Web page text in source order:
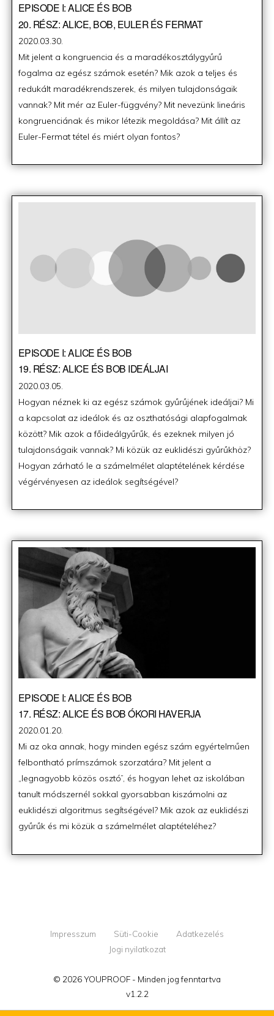
EPISODE I: ALICE ÉS BOB
20. RÉSZ: ALICE, BOB, EULER ÉS FERMAT
Posted
on
2020.03.30.
Mit jelent a kongruencia és a maradékosztálygyűrű
fogalma az egész számok esetén? Mik azok a teljes és
redukált maradékrendszerek, és milyen tulajdonságaik
vannak? Mit mér az Euler-függvény? Mit nevezünk lineáris
kongruenciának és mikor létezik megoldása? Mit állít az
Euler-Fermat tétel és miért olyan fontos?
EPISODE I: ALICE ÉS BOB
19. RÉSZ: ALICE ÉS BOB IDEÁLJAI
Posted
on
2020.03.05.
Hogyan néznek ki az egész számok gyűrűjének ideáljai? Mi
a kapcsolat az ideálok és az oszthatósági alapfogalmak
között? Mik azok a főideálgyűrűk, és ezeknek milyen jó
tulajdonságaik vannak? Mi közük az euklidészi gyűrűkhöz?
Hogyan zárható le a számelmélet alaptételének kérdése
végérvényesen az ideálok segítségével?
EPISODE I: ALICE ÉS BOB
17. RÉSZ: ALICE ÉS BOB ÓKORI HAVERJA
Posted
on
2020.01.20.
Mi az oka annak, hogy minden egész szám egyértelműen
felbontható prímszámok szorzatára? Mit jelent a
„legnagyobb közös osztó”, és hogyan lehet az iskolában
tanult módszernél sokkal gyorsabban kiszámolni az
euklidészi algoritmus segítségével? Mik azok az euklidészi
gyűrűk és mi közük a számelmélet alaptételéhez?
Impresszum Süti-Cookie
Adatkezelés
Jogi nyilatkozat
© 2026 YOUPROOF - Minden jog fenntartva
v1.2.2